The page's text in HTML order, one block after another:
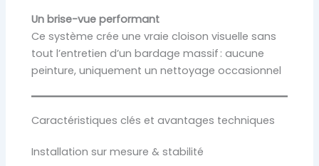
Un brise-vue performant
Ce système crée une vraie cloison visuelle sans
tout l’entretien d’un bardage massif : aucune
peinture, uniquement un nettoyage occasionnel
Caractéristiques clés et avantages techniques
Installation sur mesure & stabilité